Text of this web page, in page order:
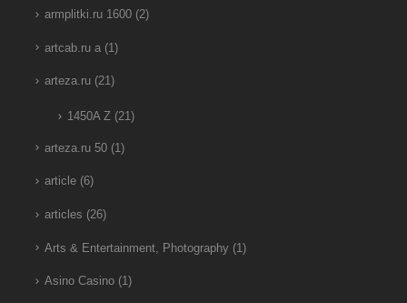
armplitki.ru 1600(2)
artcab.ru a(1)
arteza.ru(21)
1450A Z(21)
arteza.ru 50(1)
article(6)
articles (26)
Arts & Entertainment, Photography(1)
Asino Casino(1)